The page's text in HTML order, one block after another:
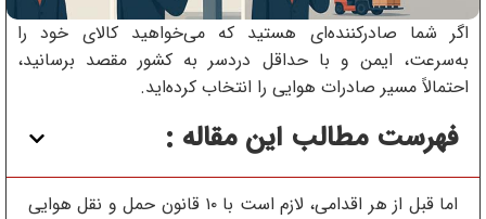
اگر شما صادرکننده‌ای هستید که می‌خواهید کالای خود را
به‌سرعت، ایمن و با حداقل دردسر به کشور مقصد برسانید،
احتمالاً مسیر صادرات هوایی را انتخاب کرده‌اید.
فهرست مطالب این مقاله :
اما قبل از هر اقدامی، لازم است با ۱۰ قانون حمل و نقل هوایی